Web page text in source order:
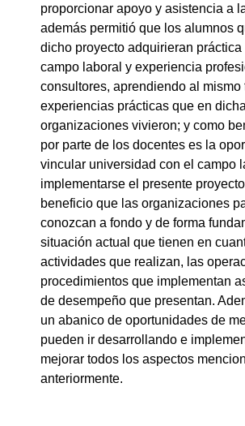
proporcionar apoyo y asistencia a
además permitió que los alumnos
dicho proyecto adquirieran práctica
campo laboral y experiencia
consultores, aprendiendo al mismo
experiencias prácticas que en
organizaciones vivieron; y como
por parte de los docentes es la
vincular universidad con el campo
implementarse el presente
beneficio que las organizaciones
conozcan a fondo y de forma
situación actual que tienen en
actividades que realizan, las
procedimientos que implementan
de desempeño que presentan.
un abanico de oportunidades de
pueden ir desarrollando e
mejorar todos los aspectos
anteriormente.